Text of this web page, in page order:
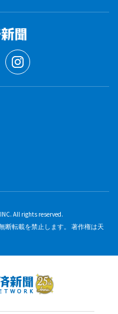
INC. All rights reserved.
断転載を禁止します。 著作権は天